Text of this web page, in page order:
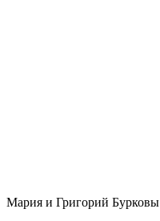
Мария и Григорий Бурковы